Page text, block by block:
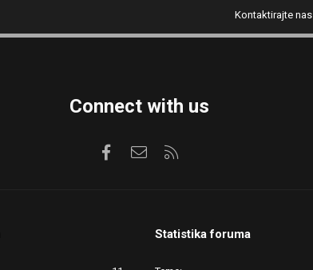
Kontaktirajte nas
Connect with us
FacebookKontaktirajte nas
Statistika foruma